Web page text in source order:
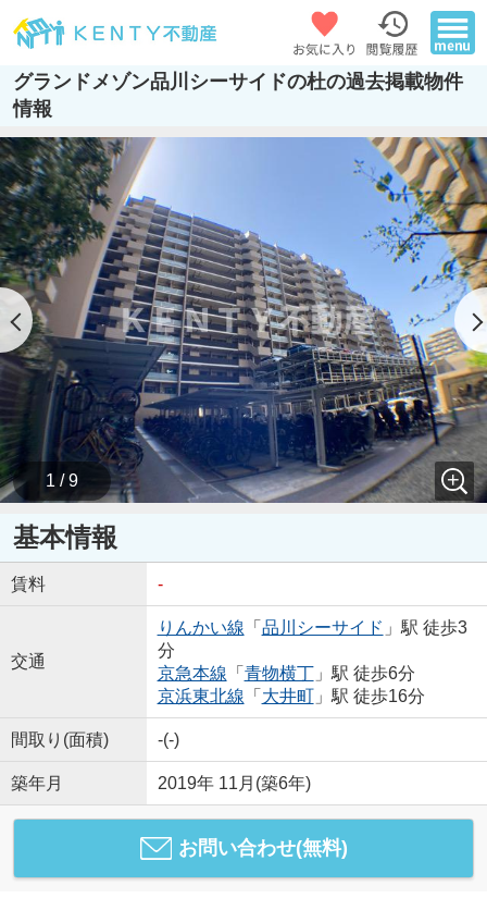
グランドメゾン品川シーサイドの杜の過去掲載物件
情報
1 / 9
基本情報
賃料 -
交通
りんかい線 「 品川シーサイド 」駅 徒歩3
分
京急本線 「 青物横丁」駅 徒歩6分
京浜東北線 「 大井町」駅 徒歩16分
間取り(面積) -(-)
築年月 2019年 11月(築6年)
お問い合わせ(無料)